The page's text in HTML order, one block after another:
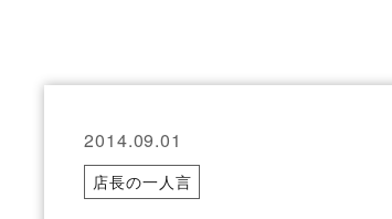
2014.09.01
店長の一人言